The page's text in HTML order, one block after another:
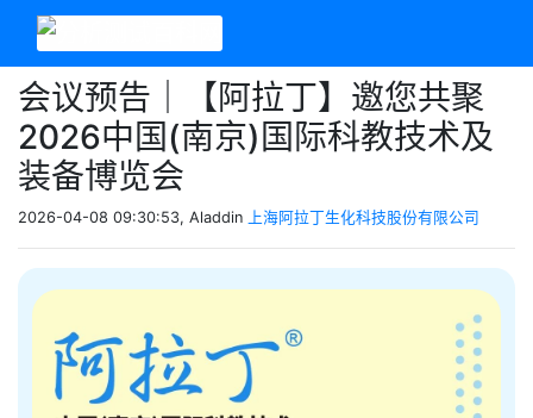
会议预告｜【阿拉丁】邀您共聚
2026中国(南京)国际科教技术及
装备博览会
2026-04-08 09:30:53, Aladdin 上海阿拉丁生化科技股份有限公司